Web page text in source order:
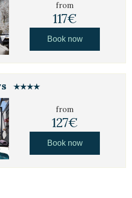
from
117€
Book now
from
127€
Book now